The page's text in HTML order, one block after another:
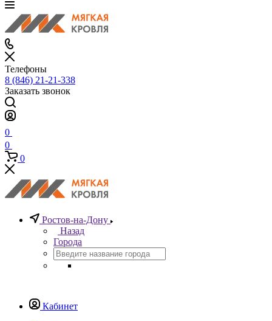
Телефоны
8 (846) 21-21-338
Заказать звонок
0
0
0
Ростов-на-Дону
Назад
Города
Кабинет